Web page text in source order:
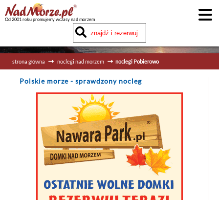
Od 2001 roku promujemy wczasy nad morzem
strona główna noclegi nad morzem noclegi Pobierowo
Polskie morze - sprawdzony nocleg